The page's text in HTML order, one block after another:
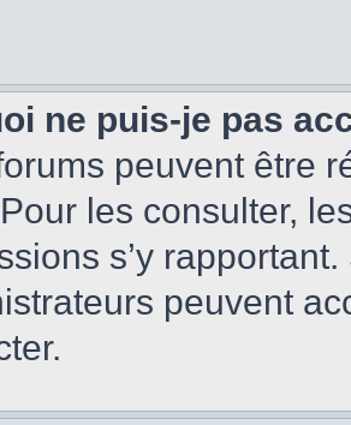
ne puis-je pas
peuvent être
les consulter,
s’y
peuvent